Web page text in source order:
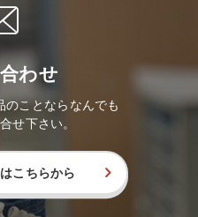
わせ
のことならなんでも
せ下さい。
こちらから